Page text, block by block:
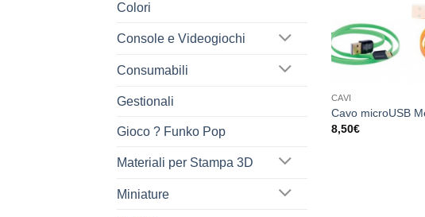
Colori
Console e Videogiochi
Consumabili
Gestionali
Gioco ? Funko Pop
Materiali per Stampa 3D
Miniature
CAVI
Cavo microUSB
8,50€